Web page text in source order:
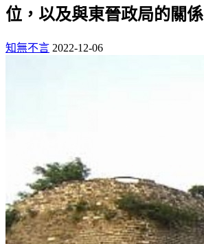
位，以及與東晉政局的關係
知無不言 2022-12-06